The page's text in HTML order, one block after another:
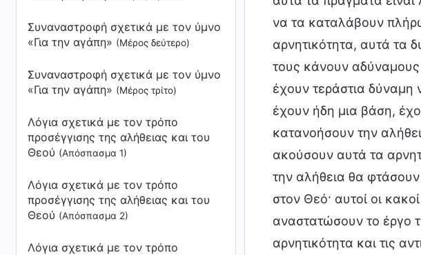
Συναναστροφή σχετικά με τον ύμνο
«Για την αγάπη» (Μέρος δεύτερο)
Συναναστροφή σχετικά με τον ύμνο
«Για την αγάπη» (Μέρος τρίτο)
Λόγια σχετικά με τον τρόπο
προσέγγισης της αλήθειας και του
Θεού (Απόσπασμα 1)
Λόγια σχετικά με τον τρόπο
προσέγγισης της αλήθειας και του
Θεού (Απόσπασμα 2)
Λόγια σχετικά με τον τρόπο